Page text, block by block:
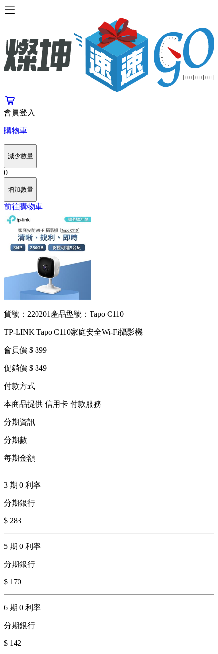
會員登入
購物車
減少數量
0
增加數量
前往購物車
貨號：220201 產品型號：Tapo C110
TP-LINK Tapo C110家庭安全Wi-Fi攝影機
會員價 $ 899
促銷價 $ 849
付款方式
本商品提供 信用卡 付款服務
分期資訊
分期數
每期金額
3 期 0 利率
分期銀行
$ 283
5 期 0 利率
分期銀行
$ 170
6 期 0 利率
分期銀行
$ 142